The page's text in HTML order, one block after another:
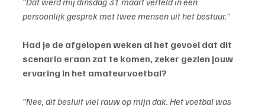
persoonlijk gesprek met twee mensen uit het bestuur."
Had je de afgelopen weken al het gevoel dat dit
scenario eraan zat te komen, zeker gezien jouw
ervaring in het amateurvoetbal?
"Nee, dit besluit viel rauw op mijn dak. Het voetbal was